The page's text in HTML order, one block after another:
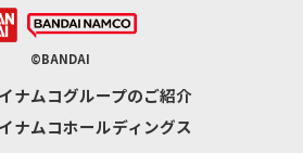
©BANDAI
ナムコグループのご紹介
ナムコホールディングス